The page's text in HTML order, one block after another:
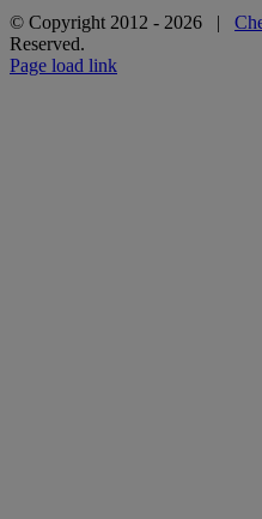
© Copyright 2012 - 2026 |
Reserved.
Page load link